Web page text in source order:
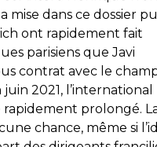
mise dans ce dossier
ont rapidement fait
parisiens que Javi
contrat avec le
2021, l’international
prolongé.
chance, même si